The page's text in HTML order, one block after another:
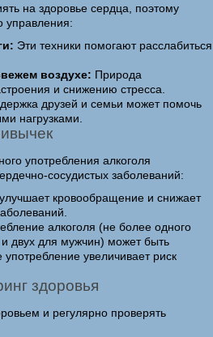
на здоровье сердца, поэтому
управления:
Эти техники помогают расслабиться
воздухе: Природа
и снижению стресса.
друзей и семьи может помочь
нагрузками.
употребления алкоголя
сосудистых заболеваний:
кровообращение и снижает
алкоголя (не более одного
двух для мужчин) может быть
увеличивает риск
здоровья
и регулярно проверять